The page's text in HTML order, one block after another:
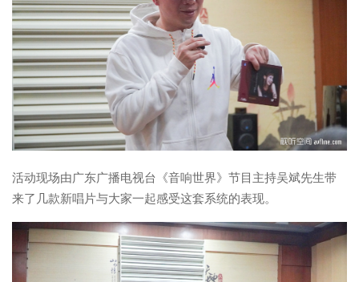
活动现场由广东广播电视台《音响世界》节目主持吴斌先生带
来了几款新唱片与大家一起感受这套系统的表现。